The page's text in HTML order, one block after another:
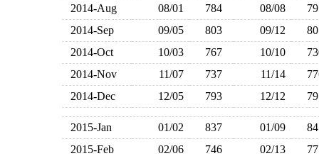
2014-Aug
08/01 784 08/08
2014-Sep
09/05 803 09/12
2014-Oct
10/03 767 10/10
2014-Nov
11/07 737 11/14
2014-Dec
12/05 793 12/12
2015-Jan 01/02 837 01/09
2015-Feb
02/06 746 02/13